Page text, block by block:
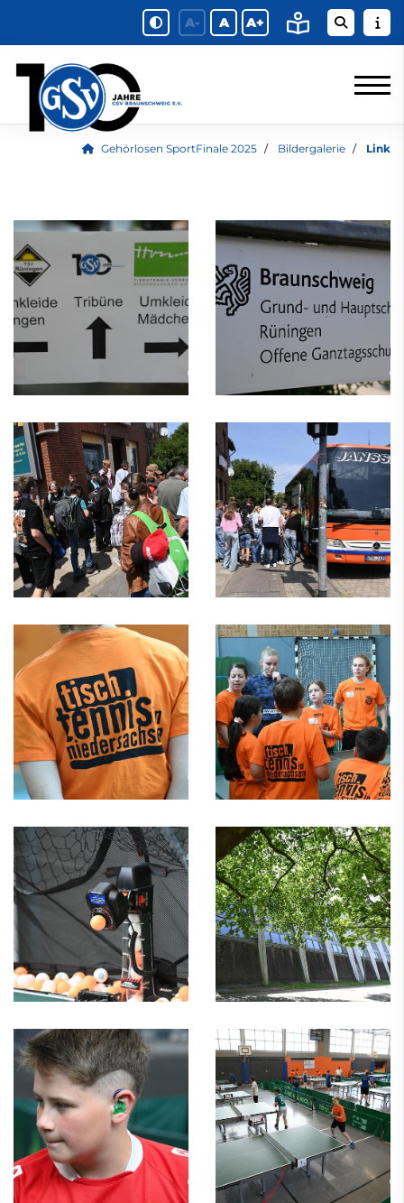
A- A A+
Gehörlosen SportFinale 2025 Bildergalerie Link